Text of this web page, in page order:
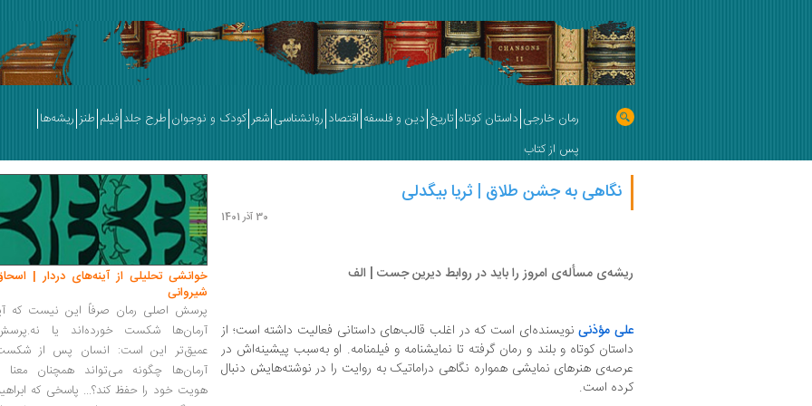
رمان خارجی داستان کوتاه تاریخ دین و فلسفه اقتصاد روانشناسی شعر کودک و نوجوان طرح جلد فیلم طنز ریشه‌ها
پس از کتاب
نگاهی به جشن طلاق | ثریا بیگدلی
30 آذر 1401
ریشه‌ی مسأله‌ی امروز را باید در روابط دیرین جست | الف
علی مؤذنینویسنده‌‌ای است که در اغلب قالب‌های داستانی فعالیت داشته است؛ از
داستان کوتاه و بلند و رمان گرفته تا نمایشنامه و فیلمنامه. او به‌سبب پیشینه‌اش در
عرصه‌ی هنرهای نمایشی همواره نگاهی دراماتیک به روایت را در نوشته‌هایش دنبال
کرده است.
خوانشی تحلیلی از آینه‌های دردار |
شیروانی
پرسش اصلی رمان صرفاً این نیست که
آرمان‌ها شکست خورده‌اند یا
عمیق‌تر این است: انسان پس از
آرمان‌ها چگونه می‌تواند همچنان معنا
هویت خود را حفظ کند؟... پاسخی که